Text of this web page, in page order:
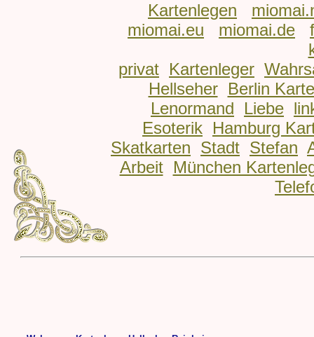
Kartenlegen
miomai.eu
miomai.de
privat Kartenleger
Hellseher
Berlin
Lenormand
Liebe
Esoterik Hamburg
Skatkarten Stadt Stefan
Arbeit
München